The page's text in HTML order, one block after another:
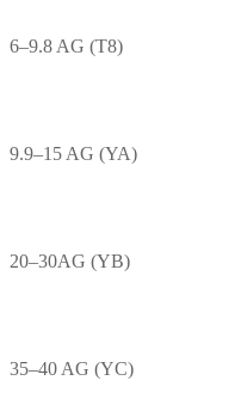
6–9.8 AG (T8)
9.9–15 AG (YA)
20–30AG (YB)
35–40 AG (YC)